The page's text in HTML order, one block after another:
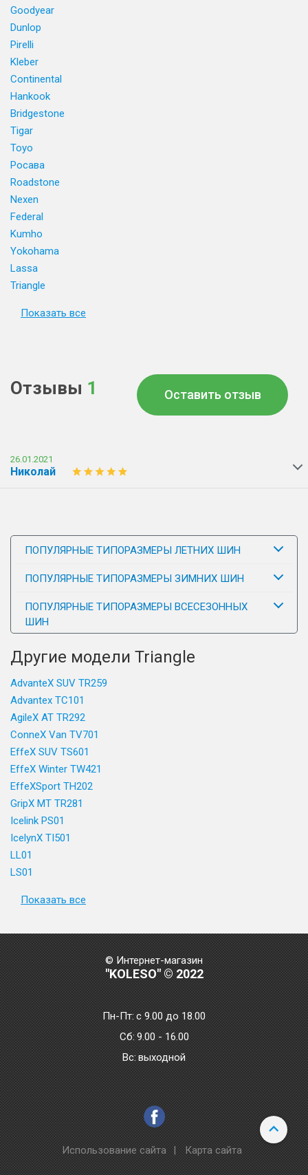
Goodyear
Dunlop
Pirelli
Kleber
Continental
Hankook
Bridgestone
Tigar
Toyo
Росава
Roadstone
Nexen
Federal
Kumho
Yokohama
Lassa
Triangle
Показать все
Отзывы 1 Оставить отзыв
26.01.2021
Николай
ПОПУЛЯРНЫЕ ТИПОРАЗМЕРЫ ЛЕТНИХ ШИН
ПОПУЛЯРНЫЕ ТИПОРАЗМЕРЫ ЗИМНИХ ШИН
ПОПУЛЯРНЫЕ ТИПОРАЗМЕРЫ ВСЕСЕЗОННЫХ
ШИН
Другие модели Triangle
AdvanteX SUV TR259
Advantex TC101
AgileX AT TR292
ConneX Van TV701
EffeX SUV TS601
EffeX Winter TW421
EffeXSport TH202
GripX MT TR281
Icelink PS01
IcelynX TI501
LL01
LS01
Показать все
© Интернет-магазин
"KOLESO" © 2022
Пн-Пт:с 9.00 до 18.00
Сб: 9.00 - 16.00
Bc: выходной
Использование сайта | Карта сайта